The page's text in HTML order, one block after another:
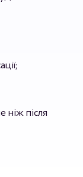
ніж після